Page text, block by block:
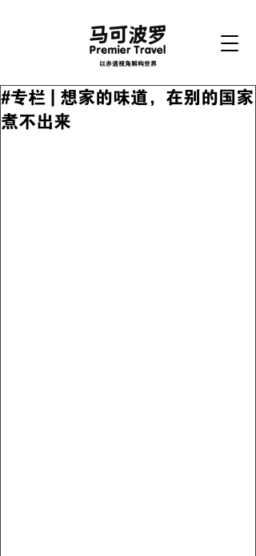
以赤道视角解构世界
#专栏 | 想家的味道，在别的国家
煮不出来